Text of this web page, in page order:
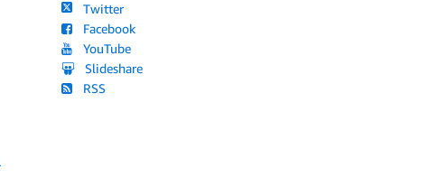
Twitter
Facebook
YouTube
Slideshare
RSS